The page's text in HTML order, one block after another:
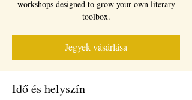
workshops designed to grow your own literary
toolbox.
Jegyek vásárlása
Idő és helyszín